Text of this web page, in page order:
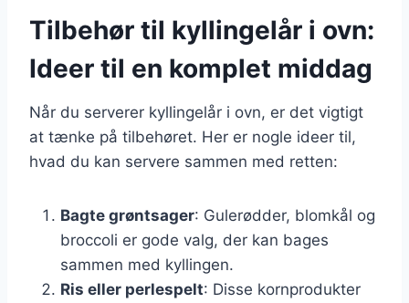
Tilbehør til kyllingelår i ovn:
Ideer til en komplet middag
Når du serverer kyllingelår i ovn, er det vigtigt
at tænke på tilbehøret. Her er nogle ideer til,
hvad du kan servere sammen med retten:
Bagte grøntsager: Gulerødder, blomkål og
broccoli er gode valg, der kan bages
sammen med kyllingen.
Ris eller perlespelt: Disse kornprodukter